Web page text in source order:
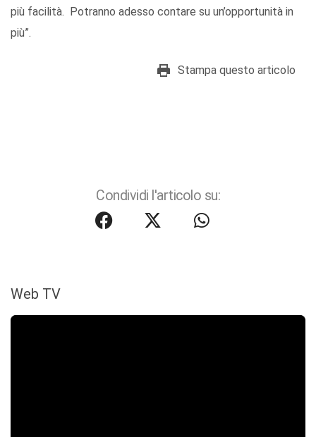
più facilità. Potranno adesso contare su un’opportunità in
più”.
Stampa questo articolo
Condividi l'articolo su:
Web TV